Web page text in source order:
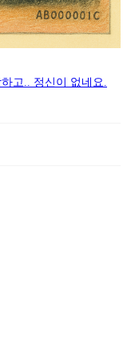
고.. 정신이 없네요.